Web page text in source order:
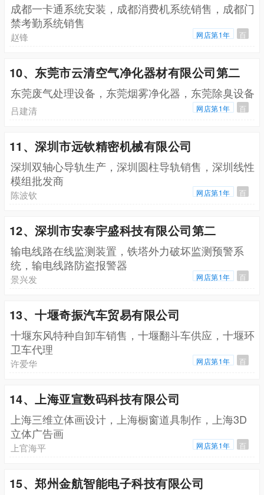
成都一卡通系统安装，成都消费机系统销售，成都门
禁考勤系统销售
赵锋 网店第1年 百
10、东莞市云清空气净化器材有限公司第二
东莞废气处理设备，东莞烟雾净化器，东莞除臭设备
吕建清 网店第1年 百
11、深圳市远钦精密机械有限公司
深圳双轴心导轨生产，深圳圆柱导轨销售，深圳线性
模组批发商
陈波钦 网店第1年 百
12、深圳市安泰宇盛科技有限公司第二
输电线路在线监测装置，铁塔外力破坏监测预警系
统，输电线路防盗报警器
景兴发 网店第1年 百
13、十堰奇振汽车贸易有限公司
十堰东风特种自卸车销售，十堰翻斗车供应，十堰环
卫车代理
许爱华 网店第1年 百
14、上海亚宣数码科技有限公司
上海三维立体画设计，上海橱窗道具制作，上海3D
立体广告画
上官海平 网店第1年 百
15、郑州金航智能电子科技有限公司